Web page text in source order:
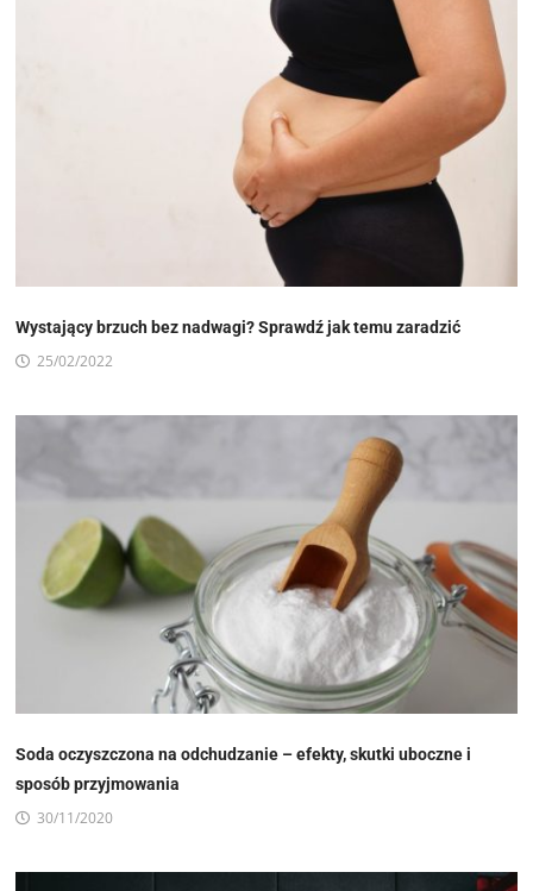
Wystający brzuch bez nadwagi? Sprawdź jak temu zaradzić
25/02/2022
Soda oczyszczona na odchudzanie – efekty, skutki uboczne i
sposób przyjmowania
30/11/2020